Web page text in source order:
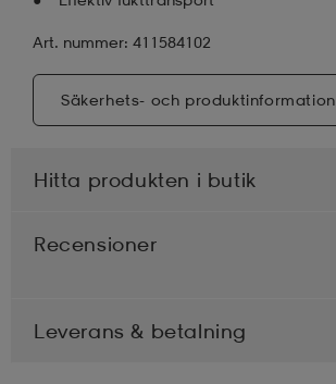
Art. nummer: 411584102
Säkerhets- och produktinformation
Hitta produkten i butik
Recensioner
Leverans & betalning